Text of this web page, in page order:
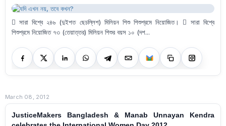
 সারা বিশ্বে ২৪৬ (দুইশত ছেচল্লিশ) মিলিয়ন শিশু শিশুশ্রমে নিয়োজিত।  সারা বিশ্বে
শিশুশ্রমে নিয়োজিত ৭৩ (তেয়াত্তর) মিলিয়ন শিশুর বয়স ১০ (দশ...
March 08, 2012
JusticeMakers Bangladesh & Manab Unnayan Kendra